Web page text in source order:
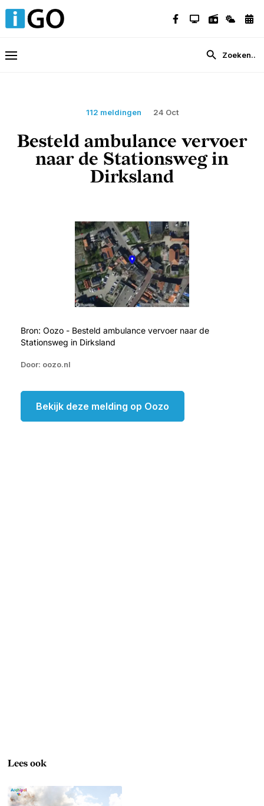
112 meldingen 24 Oct
Besteld ambulance vervoer
naar de Stationsweg in
Dirksland
Bron: Oozo - Besteld ambulance vervoer naar de
Stationsweg in Dirksland
Door: oozo.nl
Bekijk deze melding op Oozo
Lees ook